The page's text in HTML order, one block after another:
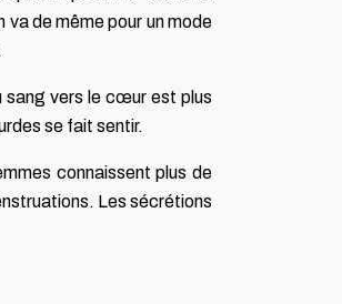
de même pour un mode
sang vers le cœur est plus
se fait sentir.
connaissent plus de
Les sécrétions